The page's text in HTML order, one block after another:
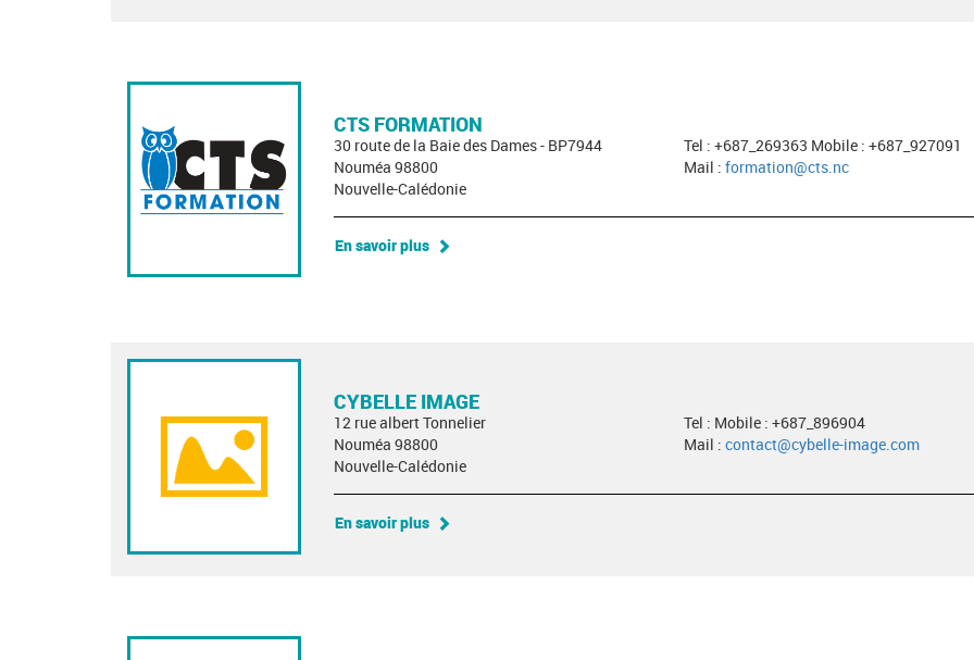
CTS FORMATION
30 route de la Baie des Dames - BP7944
Nouméa 98800
Nouvelle-Calédonie
Tel : +687_269363 Mobile : +687_927091
Mail : formation@cts.nc
En savoir plus
CYBELLE IMAGE
12 rue albert Tonnelier
Nouméa 98800
Nouvelle-Calédonie
Tel : Mobile : +687_896904
Mail : contact@cybelle-image.com
En savoir plus